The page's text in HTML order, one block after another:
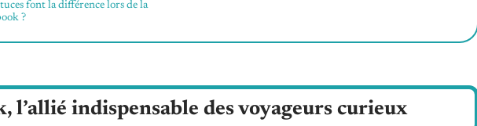
font la différence lors de la
?
l’allié indispensable des voyageurs curieux